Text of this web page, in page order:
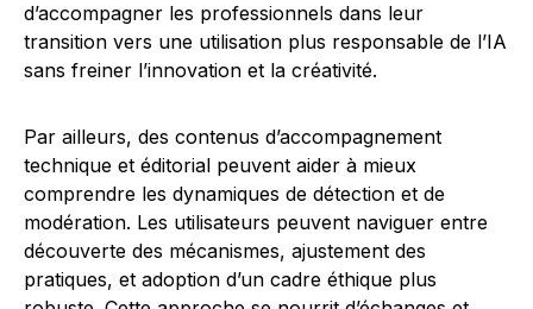
d’accompagner les professionnels dans leur
transition vers une utilisation plus responsable de l’IA
sans freiner l’innovation et la créativité.
Par ailleurs, des contenus d’accompagnement
technique et éditorial peuvent aider à mieux
comprendre les dynamiques de détection et de
modération. Les utilisateurs peuvent naviguer entre
découverte des mécanismes, ajustement des
pratiques, et adoption d’un cadre éthique plus